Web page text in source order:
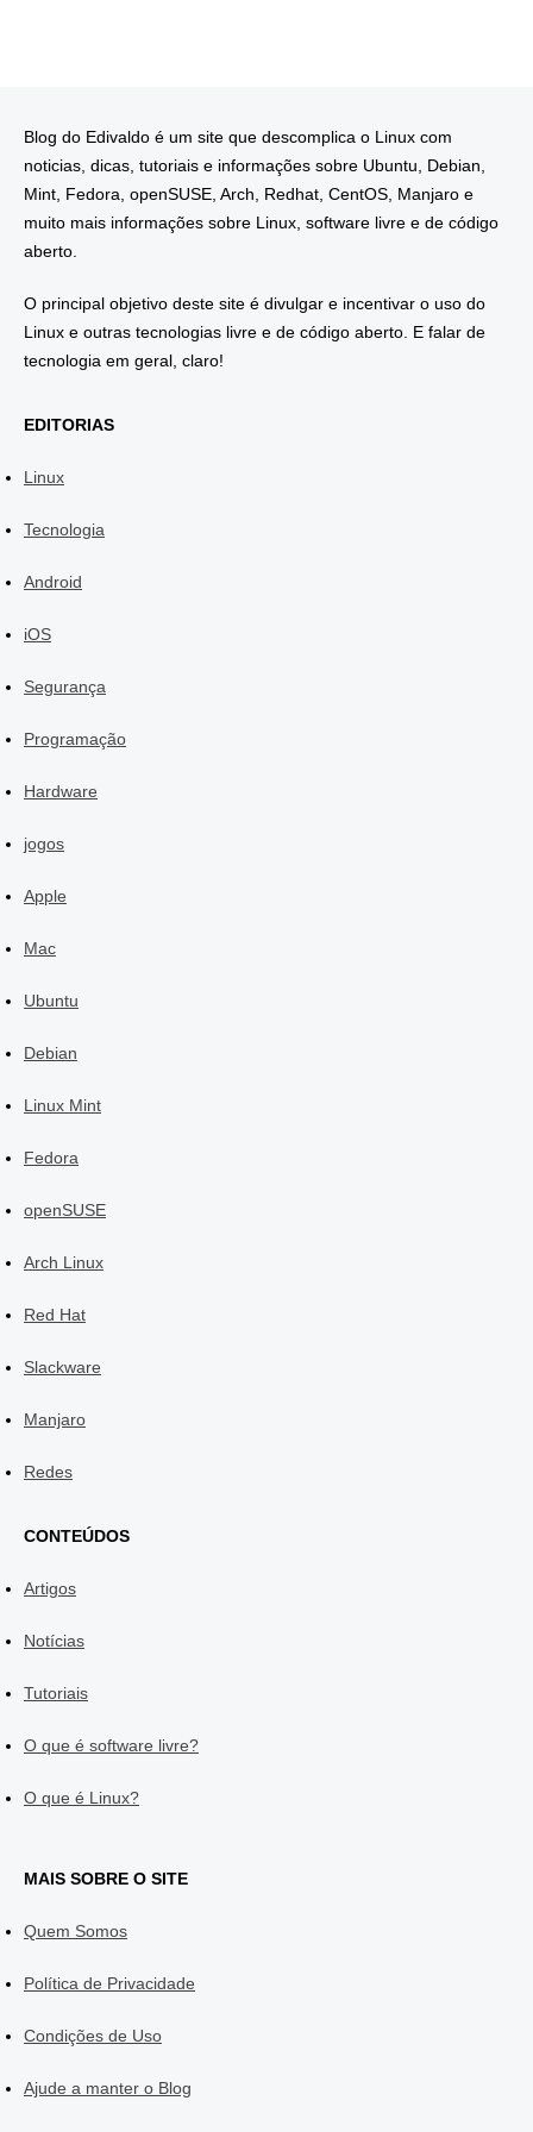
Blog do Edivaldo é um site que descomplica o Linux com
noticias, dicas, tutoriais e informações sobre Ubuntu, Debian,
Mint, Fedora, openSUSE, Arch, Redhat, CentOS, Manjaro e
muito mais informações sobre Linux, software livre e de código
aberto.
O principal objetivo deste site é divulgar e incentivar o uso do
Linux e outras tecnologias livre e de código aberto. E falar de
tecnologia em geral, claro!
EDITORIAS
Linux
Tecnologia
Android
iOS
Segurança
Programação
Hardware
jogos
Apple
Mac
Ubuntu
Debian
Linux Mint
Fedora
openSUSE
Arch Linux
Red Hat
Slackware
Manjaro
Redes
CONTEÚDOS
Artigos
Notícias
Tutoriais
O que é software livre?
O que é Linux?
MAIS SOBRE O SITE
Quem Somos
Política de Privacidade
Condições de Uso
Ajude a manter o Blog